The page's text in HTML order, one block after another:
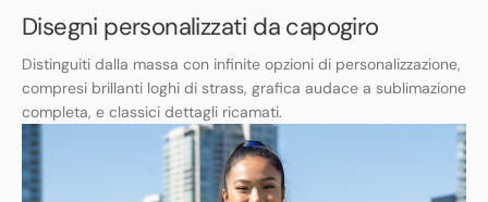
Disegni personalizzati da capogiro
Distinguiti dalla massa con infinite opzioni di personalizzazione,
compresi brillanti loghi di strass, grafica audace a sublimazione
completa, e classici dettagli ricamati.